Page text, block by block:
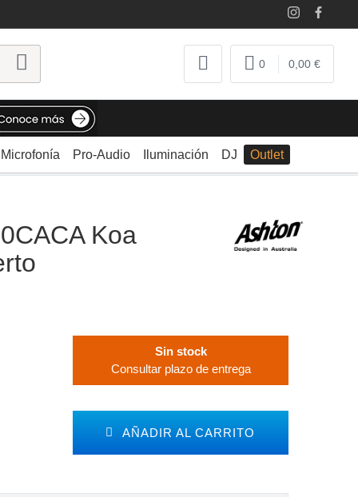
0 0,00 €
Microfonía Pro-Audio Iluminación DJ Outlet
Koa
Sin stock
Consultar plazo de entrega
AÑADIR AL CARRITO